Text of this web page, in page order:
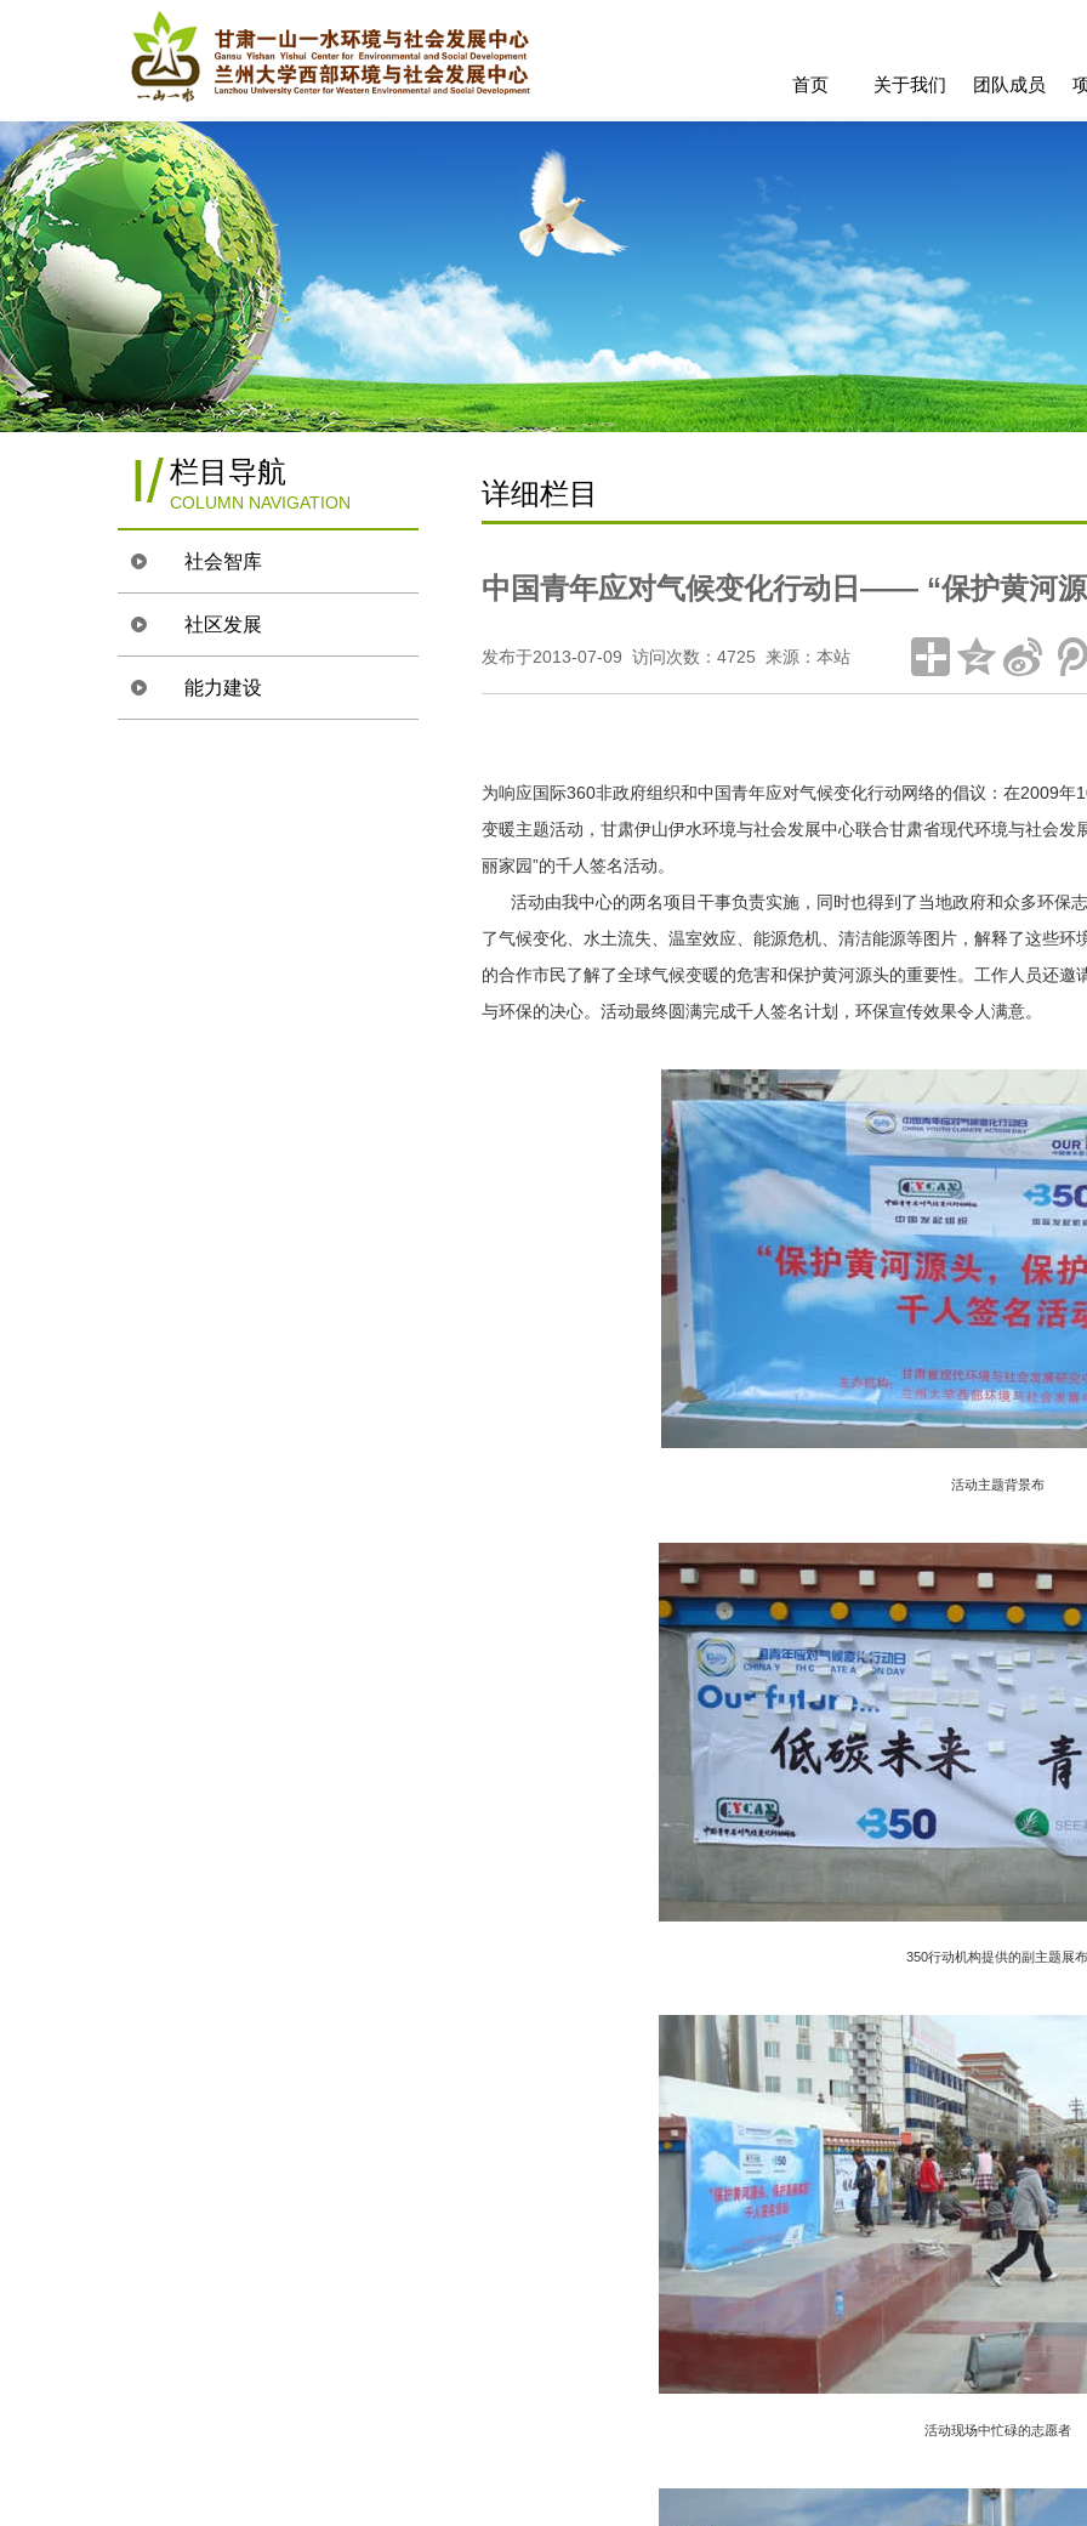
首页 关于我们 团队成员
I/栏目导航
COLUMN NAVIGATION
社会智库
政策倡导
战略规划
社区发展
灾害管理
能力建设
详细栏目
中国青年应对气候变化行动日—— “保护黄河
发布于2013-07-09 访问次数：4725 来源：本站
为响应国际360非政府组织和中国青年应对气候变化行动网络的倡议：在2009
变暖主题活动，甘肃伊山伊水环境与社会发展中心联合甘肃省现代环境与社会
丽家园”的千人签名活动。
活动由我中心的两名项目干事负责实施，同时也得到了当地政府和众多环保
了气候变化、水土流失、温室效应、能源危机、清洁能源等图片，解释了这些
的合作市民了解了全球气候变暖的危害和保护黄河源头的重要性。工作人员还
与环保的决心。活动最终圆满完成千人签名计划，环保宣传效果令人满意。
活动主题背景布
350行动机构提供的副主题展布
活动现场中忙碌的志愿者